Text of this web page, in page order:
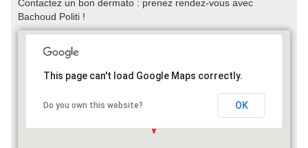
Contactez un bon dermato : prenez rendez-vous avec
Bachoud Politi !
This page can't load Google Maps correctly.
Do you own this website? OK